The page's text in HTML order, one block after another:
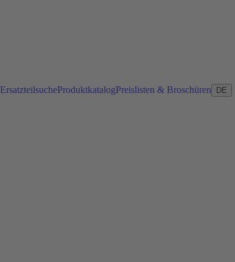
ErsatzteilsucheProduktkatalogPreislisten & Broschüren DE